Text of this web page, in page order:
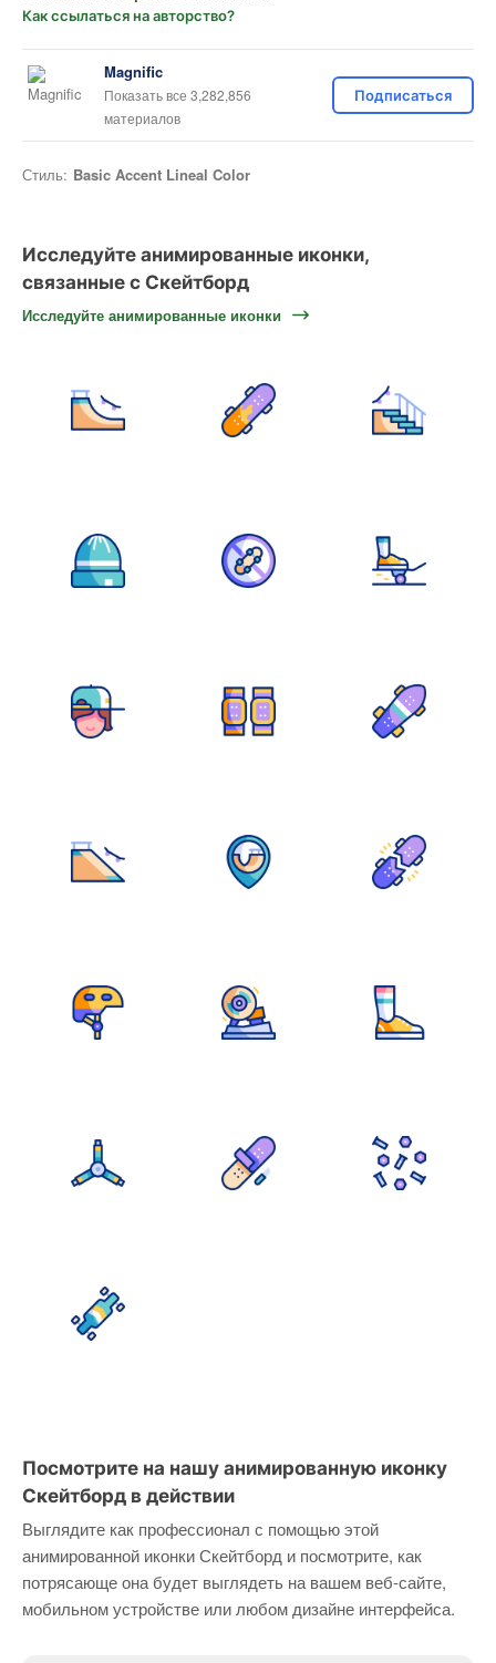
Как ссылаться на авторство?
Magnific
Показать все 3,282,856
материалов
Подписаться
Стиль: Basic Accent Lineal Color
Исследуйте анимированные иконки,
связанные с Скейтборд
Исследуйте анимированные иконки
Посмотрите на нашу анимированную иконку
Скейтборд в действии
Выглядите как профессионал с помощью этой
анимированной иконки Скейтборд и посмотрите, как
потрясающе она будет выглядеть на вашем веб-сайте,
мобильном устройстве или любом дизайне интерфейса.